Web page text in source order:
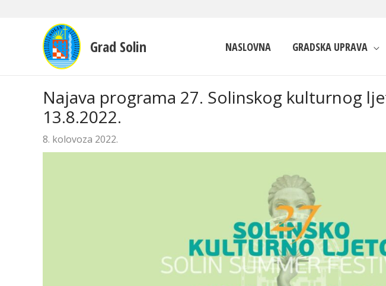
Grad Solin NASLOVNA GRADSKA UPRAVA
Najava programa 27. Solinskog kulturnog
13.8.2022.
8. kolovoza 2022.